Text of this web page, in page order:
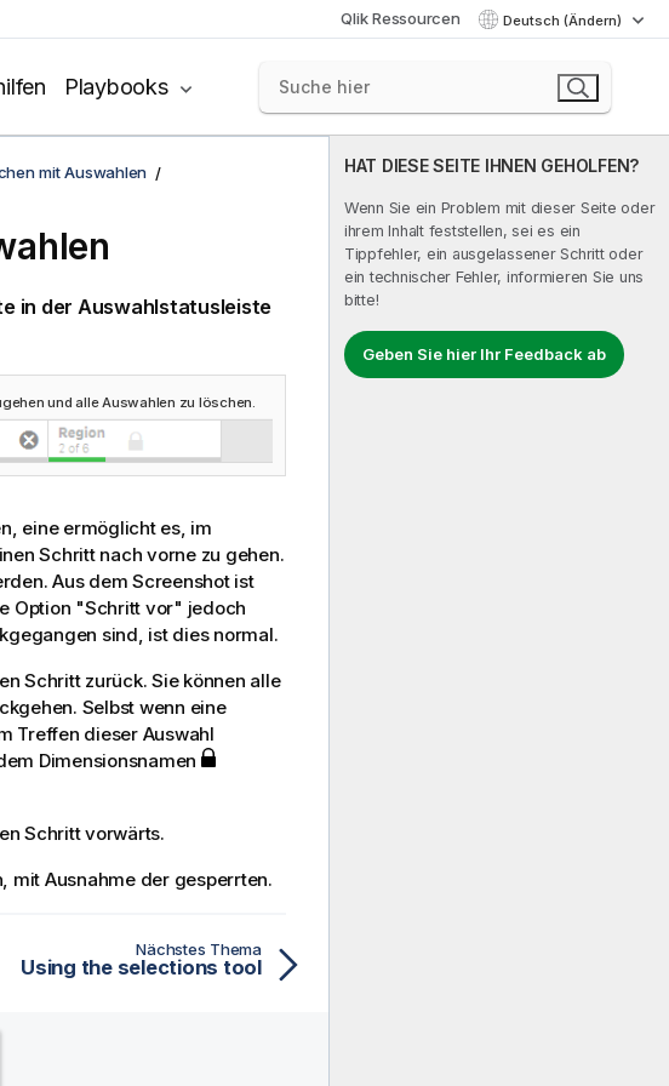
Qlik Ressourcen Deutsch (Ändern)
Playbooks
HAT DIESE SEITE IHNEN GEHOLFEN?
Wenn Sie ein Problem mit dieser Seite oder
ihrem Inhalt feststellen, sei es ein
Tippfehler, ein ausgelassener Schritt oder
ein technischer Fehler, informieren Sie uns
bitte!
Geben Sie hier Ihr Feedback ab
mit Auswahlen
in der Auswahlstatusleiste
und alle Auswahlen zu löschen.
eine ermöglicht es, im
Schritt nach vorne zu gehen.
Aus dem Screenshot ist
Option "Schritt vor" jedoch
sind, ist dies normal.
Schritt zurück. Sie können alle
Selbst wenn eine
Treffen dieser Auswahl
Dimensionsnamen
Schritt vorwärts.
mit Ausnahme der gesperrten.
Nächstes Thema
Using the selections tool